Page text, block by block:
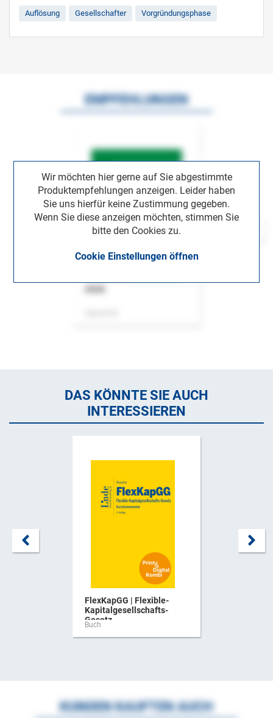
Auflösung Gesellschafter Vorgründungsphase
Wir möchten hier gerne auf Sie abgestimmte
Produktempfehlungen anzeigen. Leider haben
Sie uns hierfür keine Zustimmung gegeben.
Wenn Sie diese anzeigen möchten, stimmen Sie
bitte den Cookies zu.
Cookie Einstellungen öffnen
EMPFEHLUNGEN
DAS KÖNNTE SIE AUCH
INTERESSIEREN
FlexKapGG | Flexible-
Kapitalgesellschafts-
Gesetz ...
Buch
KUNDEN KAUFTEN AUCH